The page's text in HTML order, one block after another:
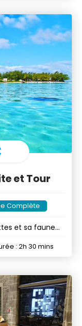
et Tour
Complète
et sa faune
: 2h 30 mins